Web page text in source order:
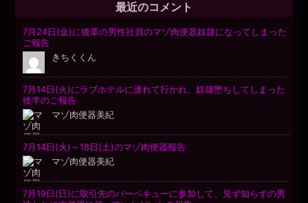
最近のコメント